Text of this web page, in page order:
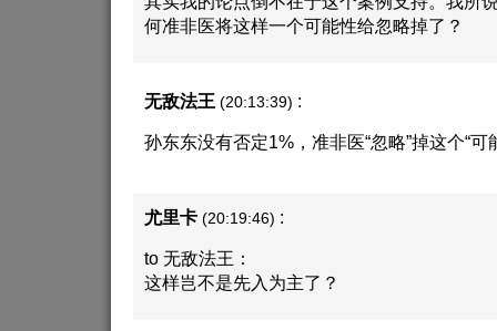
何准非医将这样一个可能性给忽略掉了？
无敌法王 (20:13:39) :
孙东东没有否定1%，准非医“忽略”掉这个“可
尤里卡 (20:19:46) :
to 无敌法王：
这样岂不是先入为主了？